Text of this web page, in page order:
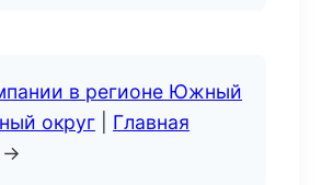
в регионе Южный
округ
Главная
→